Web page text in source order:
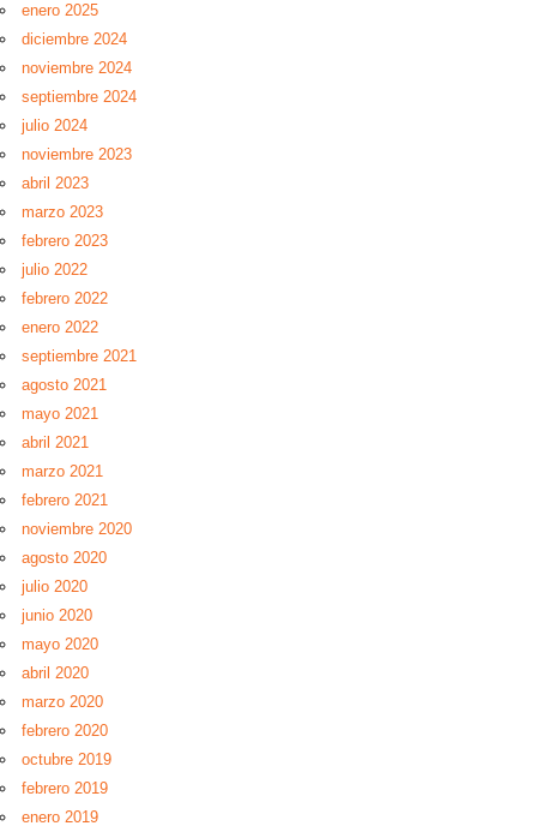
enero 2025
diciembre 2024
noviembre 2024
septiembre 2024
julio 2024
noviembre 2023
abril 2023
marzo 2023
febrero 2023
julio 2022
febrero 2022
enero 2022
septiembre 2021
agosto 2021
mayo 2021
abril 2021
marzo 2021
febrero 2021
noviembre 2020
agosto 2020
julio 2020
junio 2020
mayo 2020
abril 2020
marzo 2020
febrero 2020
octubre 2019
febrero 2019
enero 2019